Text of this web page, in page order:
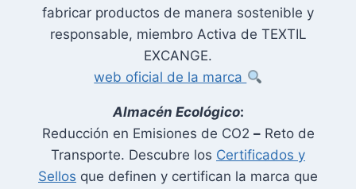
fabricar productos de manera sostenible y
responsable, miembro Activa de TEXTIL
EXCANGE.
web oficial de la marca
Almacén Ecológico:
Reducción en Emisiones de CO2 –Reto de
Transporte. Descubre los Certificados y
Sellos que definen y certifican la marca que